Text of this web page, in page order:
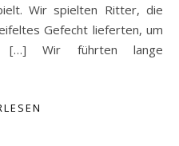
Wir spielten Ritter, die
Gefecht lieferten, um
[…] Wir führten lange